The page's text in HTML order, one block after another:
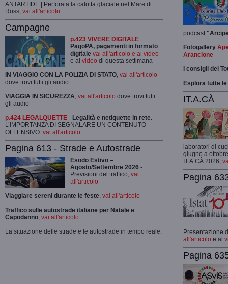
ANTARTIDE | Perforata la calotta glaciale nel Mare di
Ross, vai all'articolo
Campagne
p.423 VIVERE DIGITALE
PagoPA, pagamenti in formato
digitale vai all'articolo e ai video
e al video di questa settimana
IN VIAGGIO CON LA POLIZIA DI STATO, vai all'articolo
dove trovi tutti gli audio
VIAGGIA IN SICUREZZA, vai all'articolo dove trovi tutti
gli audio
p.424 LEGALQUETTE - Legalità e netiquette in rete.
L’IMPORTANZA DI SEGNALARE UN CONTENUTO
OFFENSIVO vai all'articolo
Pagina 613 - Strade e Autostrade
Esodo Estivo –
Agosto/Settembre 2026 -
Previsioni del traffico, vai
all'articolo
Viaggiare sereni durante le feste, vai all'articolo
Traffico sulle autostrade italiane per Natale e
Capodanno, vai all'articolo
La situazione delle strade e le autostrade in tempo reale.
podcast
Fotogallery
Arancione
I consigli del
Esplora tutte
IT.A.CÀ
laboratori di
giugno a
IT.A.CÀ 2026,
Pagina
Presentazione
all'articolo e al
Pagina